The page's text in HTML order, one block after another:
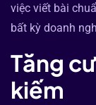
việc viết bài
bất kỳ doanh
Tăng
kiếm